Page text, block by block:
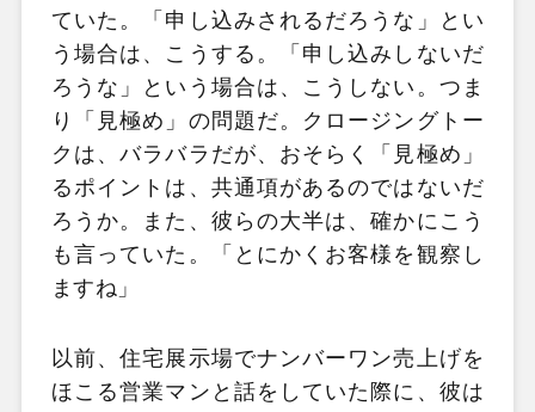
ていた。「申し込みされるだろうな」とい
う場合は、こうする。「申し込みしないだ
ろうな」という場合は、こうしない。つま
り「見極め」の問題だ。クロージングトー
クは、バラバラだが、おそらく「見極め」
るポイントは、共通項があるのではないだ
ろうか。また、彼らの大半は、確かにこう
も言っていた。「とにかくお客様を観察し
ますね」
以前、住宅展示場でナンバーワン売上げを
ほこる営業マンと話をしていた際に、彼は